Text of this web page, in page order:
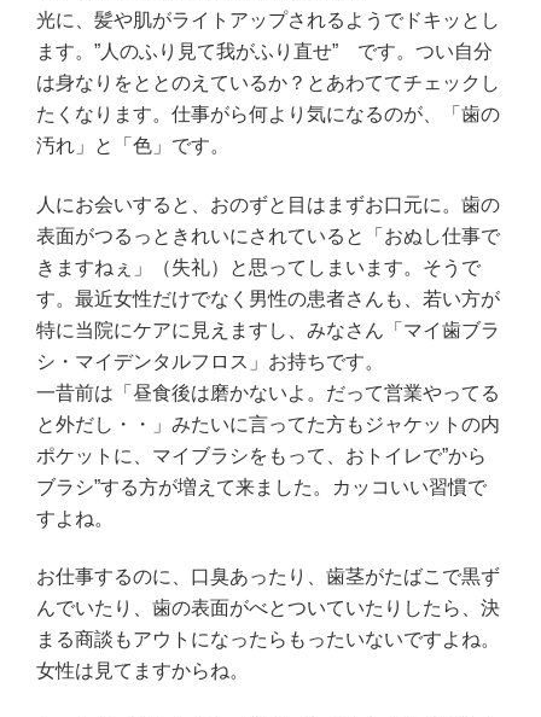
光に、髪や肌がライトアップされるようでドキッとし
ます。”人のふり見て我がふり直せ” です。つい自分
は身なりをととのえているか？とあわててチェックし
たくなります。仕事がら何より気になるのが、「歯の
汚れ」と「色」です。
人にお会いすると、おのずと目はまずお口元に。歯の
表面がつるっときれいにされていると「おぬし仕事で
きますねぇ」（失礼）と思ってしまいます。そうで
す。最近女性だけでなく男性の患者さんも、若い方が
特に当院にケアに見えますし、みなさん「マイ歯ブラ
シ・マイデンタルフロス」お持ちです。
一昔前は「昼食後は磨かないよ。だって営業やってる
と外だし・・」みたいに言ってた方も ジャケットの内
ポケットに、マイブラシをもって、おトイレで”から
ブラシ”する方が増えて来ました。カッコいい習慣で
すよね。
お仕事するのに、口臭あったり、歯茎がたばこで黒ず
んでいたり、歯の表面がべとついていたりしたら、決
まる商談もアウトになったらもったいないですよね。
女性は見てますからね。